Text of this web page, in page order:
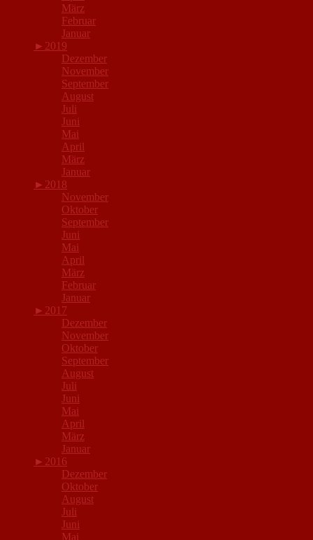
März
Februar
Januar
► 2019
Dezember
November
September
August
Juli
Juni
Mai
April
März
Januar
► 2018
November
Oktober
September
Juni
Mai
April
März
Februar
Januar
► 2017
Dezember
November
Oktober
September
August
Juli
Juni
Mai
April
März
Januar
► 2016
Dezember
Oktober
August
Juli
Juni
Mai